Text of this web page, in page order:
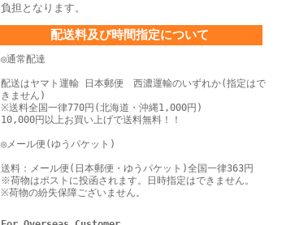
負担となります。
配送料及び時間指定について
◎通常配達
配送はヤマト運輸 日本郵便 西濃運輸のいずれか(指定はで
きません)
※送料全国一律770円(北海道・沖縄1,000円)
10,000円以上お買い上げで送料無料！！
◎メール便(ゆうパケット)
送料：メール便(日本郵便・ゆうパケット)全国一律363円
※荷物はポストに投函されます。日時指定はできません。
※荷物の紛失保障ございません。